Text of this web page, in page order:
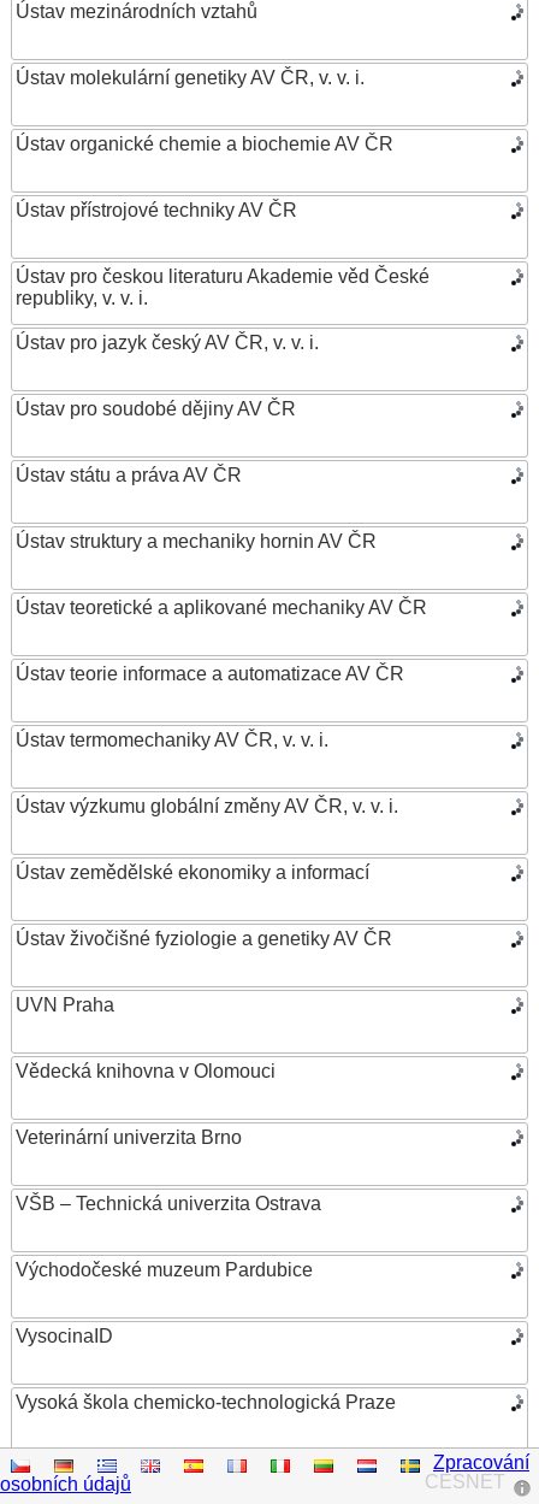
Ústav mezinárodních vztahů
Ústav molekulární genetiky AV ČR, v. v. i.
Ústav organické chemie a biochemie AV ČR
Ústav přístrojové techniky AV ČR
Ústav pro českou literaturu Akademie věd České
republiky, v. v. i.
Ústav pro jazyk český AV ČR, v. v. i.
Ústav pro soudobé dějiny AV ČR
Ústav státu a práva AV ČR
Ústav struktury a mechaniky hornin AV ČR
Ústav teoretické a aplikované mechaniky AV ČR
Ústav teorie informace a automatizace AV ČR
Ústav termomechaniky AV ČR, v. v. i.
Ústav výzkumu globální změny AV ČR, v. v. i.
Ústav zemědělské ekonomiky a informací
Ústav živočišné fyziologie a genetiky AV ČR
UVN Praha
Vědecká knihovna v Olomouci
Veterinární univerzita Brno
VŠB – Technická univerzita Ostrava
Východočeské muzeum Pardubice
VysocinaID
Vysoká škola chemicko-technologická Praze
Vysoká škola ekonomická v Praze
CESNET
Zpracování
osobních údajů